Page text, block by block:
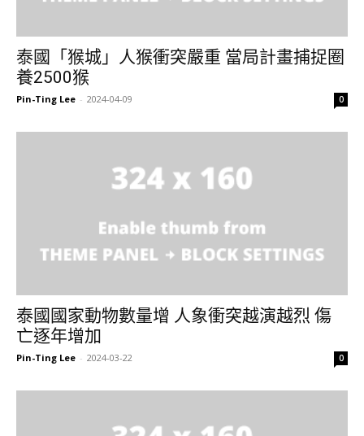
泰國「猴城」人猴衝突嚴重 當局計畫捕捉圈
養2500猴
Pin-Ting Lee - 2024-04-09 0
泰國國家動物數量增 人象衝突越演越烈 傷
亡逐年增加
Pin-Ting Lee - 2024-03-22 0